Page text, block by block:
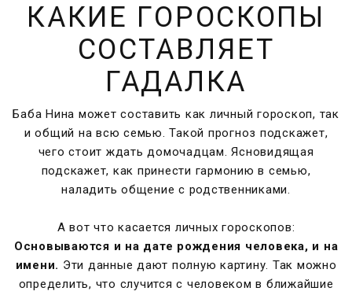
КАКИЕ ГОРОСКОПЫ
СОСТАВЛЯЕТ
ГАДАЛКА
Баба Нина может составить как личный гороскоп, так
и общий на всю семью. Такой прогноз подскажет,
чего стоит ждать домочадцам. Ясновидящая
подскажет, как принести гармонию в семью,
наладить общение с родственниками.
А вот что касается личных гороскопов:
Основываются и на дате рождения человека, и на
имени. Эти данные дают полную картину. Так можно
определить, что случится с человеком в ближайшие